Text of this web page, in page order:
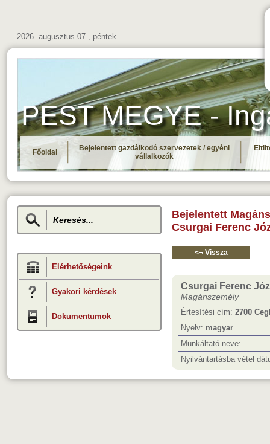
2026. augusztus 07., péntek
PEST MEGYE -
Főoldal
Bejelentett gazdálkodó szervezetek / egyéni
vállalkozók
Elérhetőségeink
Gyakori kérdések
Dokumentumok
Bejelentett
Csurgai Ferenc
<¬ Vissza
Csurgai Ferenc
Magánszemély
Értesítési cím: 2700
Nyelv: magyar
Munkáltató neve:
Nyilvántartásba vétel